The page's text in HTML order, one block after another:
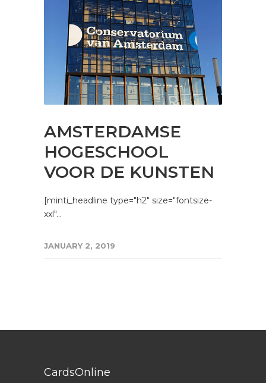
AMSTERDAMSE
HOGESCHOOL
VOOR DE KUNSTEN
[minti_headline type="h2" size="fontsize-
xxl"…
JANUARY 2, 2019
CardsOnline